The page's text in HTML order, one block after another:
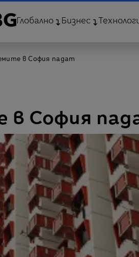
Глобално Бизнес
в София падат
в София